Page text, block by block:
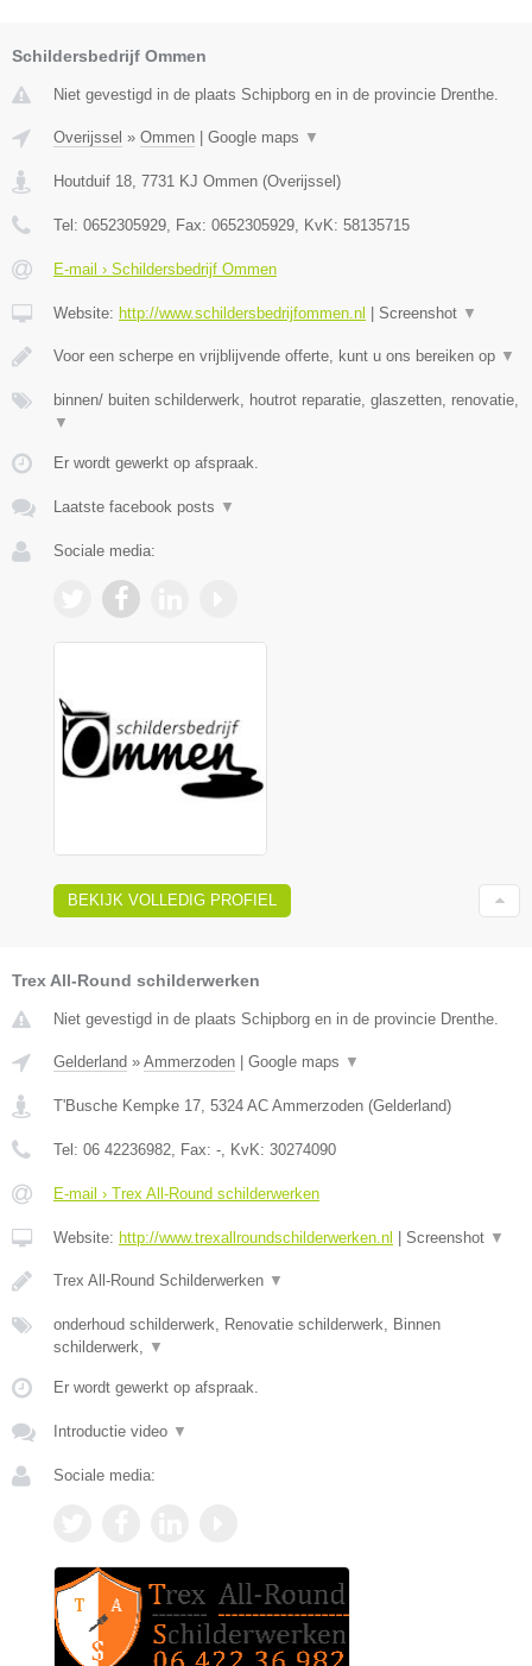
Schildersbedrijf Ommen
Niet gevestigd in de plaats Schipborg en in de provincie Drenthe.
Overijssel » Ommen Google maps ▼
Houtduif 18, 7731 KJ Ommen (Overijssel )
Tel: 0652305929, Fax: 0652305929, KvK: 58135715
E-mail › Schildersbedrijf Ommen
Website: http://www.schildersbedrijfommen.nl Screenshot ▼
Voor een scherpe en vrijblijvende offerte, kunt u ons bereiken op ▼
binnen/ buiten schilderwerk, houtrot reparatie, glaszetten, renovatie,
▼
Er wordt gewerkt op afspraak.
Laatste facebook posts ▼
Sociale media:
BEKIJK VOLLEDIG PROFIEL
Trex All-Round schilderwerken
Niet gevestigd in de plaats Schipborg en in de provincie Drenthe.
Gelderland » Ammerzoden Google maps ▼
T'Busche Kempke 17, 5324 AC Ammerzoden (Gelderland)
Tel: 06 42236982, Fax: -, KvK: 30274090
E-mail › Trex All-Round schilderwerken
Website: http://www.trexallroundschilderwerken.nl Screenshot ▼
Trex All-Round Schilderwerken ▼
onderhoud schilderwerk, Renovatie schilderwerk, Binnen
schilderwerk, ▼
Er wordt gewerkt op afspraak.
Introductie video ▼
Sociale media: